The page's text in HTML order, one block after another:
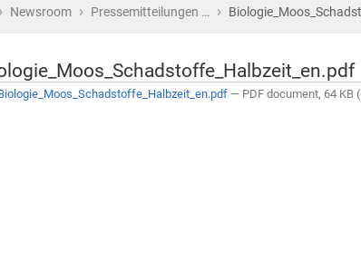
Startseite
› Newsroom › Pressemitteilungen … ›
— PDF document, 64 KB